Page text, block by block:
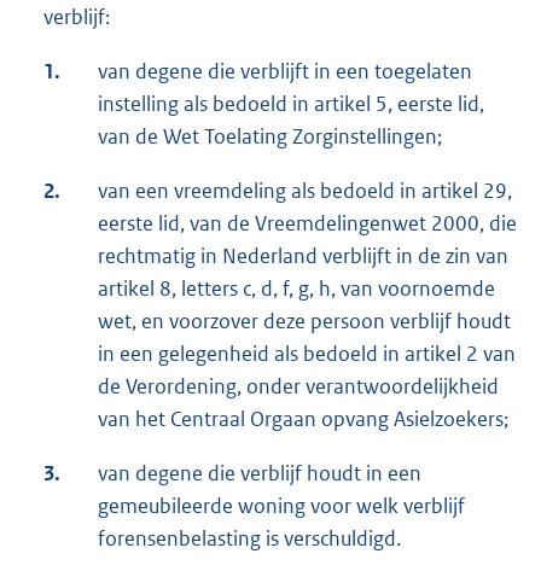
verblijf:
1.
van degene die verblijft in een toegelaten
instelling als bedoeld in artikel 5, eerste lid,
van de Wet Toelating Zorginstellingen;
2.
van een vreemdeling als bedoeld in artikel 29,
eerste lid, van de Vreemdelingenwet 2000, die
rechtmatig in Nederland verblijft in de zin van
artikel 8, letters c, d, f, g, h, van voornoemde
wet, en voorzover deze persoon verblijf houdt
in een gelegenheid als bedoeld in artikel 2 van
de Verordening, onder verantwoordelijkheid
van het Centraal Orgaan opvang Asielzoekers;
3.
van degene die verblijf houdt in een
gemeubileerde woning voor welk verblijf
forensenbelasting is verschuldigd.